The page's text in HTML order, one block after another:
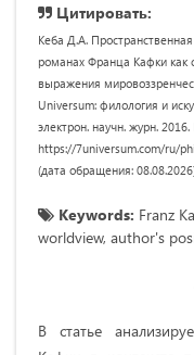
Цитировать:
Кеба Д.А.
романах Франца Кафки как
выражения
Universum: филология и
электрон. научн. журн.
https://7universum.com/ru/
(дата обращения:
Keywords: Franz
worldview, author's
В статье